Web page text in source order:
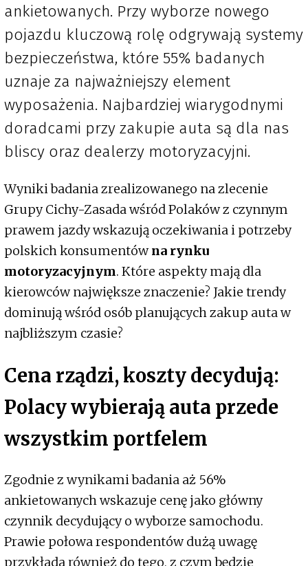
ankietowanych. Przy wyborze nowego
pojazdu kluczową rolę odgrywają systemy
bezpieczeństwa, które 55% badanych
uznaje za najważniejszy element
wyposażenia. Najbardziej wiarygodnymi
doradcami przy zakupie auta są dla nas
bliscy oraz dealerzy motoryzacyjni.
Wyniki badania zrealizowanego na zlecenie
Grupy Cichy-Zasada wśród Polaków z czynnym
prawem jazdy wskazują oczekiwania i potrzeby
polskich konsumentówna rynku
motoryzacyjnym. Które aspekty mają dla
kierowców największe znaczenie? Jakie trendy
dominują wśród osób planujących zakup auta w
najbliższym czasie?
Cena rządzi, koszty decydują:
Polacy wybierają auta przede
wszystkim portfelem
Zgodnie z wynikami badania aż 56%
ankietowanych wskazuje cenę jako główny
czynnik decydujący o wyborze samochodu.
Prawie połowa respondentów dużą uwagę
przykłada również do tego, z czym będzie